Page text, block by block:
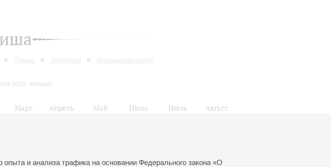
и анализа трафика на основании Федерального закона «О
Лекции Экскурсии Пушкинская карта
2026, четверг
Март Апрель Май Июнь Июль Август
Ленинграда от фашистской блокады